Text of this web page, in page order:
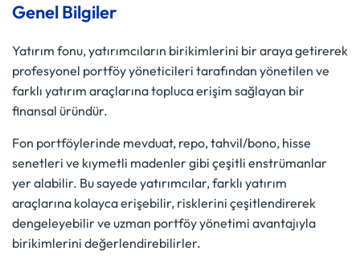
Genel Bilgiler
Yatırım fonu, yatırımcıların birikimlerini bir araya getirerek
profesyonel portföy yöneticileri tarafından yönetilen ve
farklı yatırım araçlarına topluca erişim sağlayan bir
finansal üründür.
Fon portföylerinde mevduat, repo, tahvil/bono, hisse
senetleri ve kıymetli madenler gibi çeşitli enstrümanlar
yer alabilir. Bu sayede yatırımcılar, farklı yatırım
araçlarına kolayca erişebilir, risklerini çeşitlendirerek
dengeleyebilir ve uzman portföy yönetimi avantajıyla
birikimlerini değerlendirebilirler.